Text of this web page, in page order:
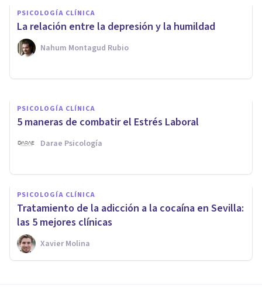
PSICOLOGÍA CLÍNICA
La relación entre la depresión y la humildad
Nahum Montagud Rubio
Afrontando los desafíos de la
Depresión Estacional
PSICOLOGÍA CLÍNICA
5 maneras de combatir el Estrés Laboral
Darae Psicología
PSICOLOGÍA CLÍNICA
Tratamiento de la adicción a la cocaína en Sevilla:
las 5 mejores clínicas
Xavier Molina